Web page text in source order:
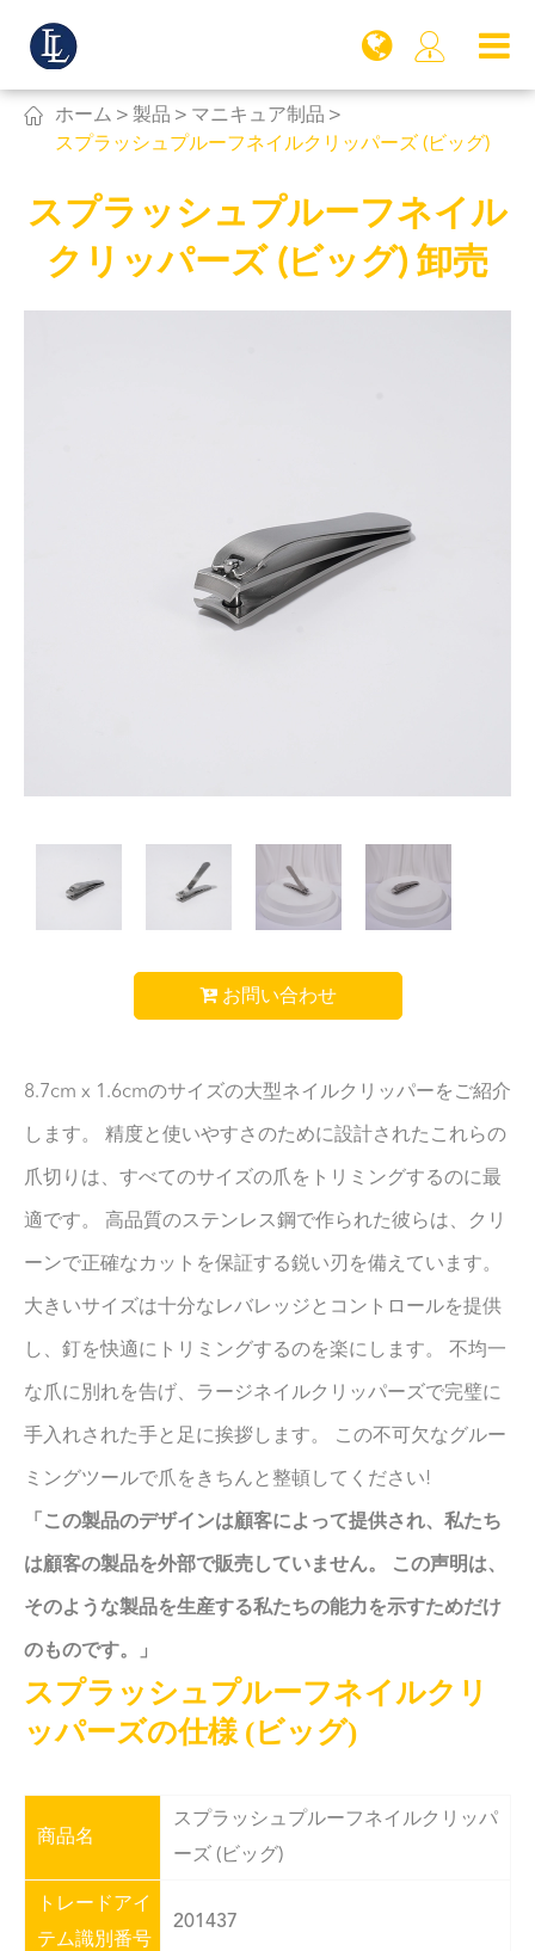

 ホーム 製品
マニキュア制品
スプラッシュプルーフネイルクリッパーズ (ビッグ)
スプラッシュプルーフネイル
クリッパーズ (ビッグ) 卸売
お問い合わせ
8.7cm x 1.6cmのサイズの大型ネイルクリッパーをご紹介
します。 精度と使いやすさのために設計されたこれらの
爪切りは、すべてのサイズの爪をトリミングするのに最
適です。 高品質のステンレス鋼で作られた彼らは、クリ
ーンで正確なカットを保証する鋭い刃を備えています。
大きいサイズは十分なレバレッジとコントロールを提供
し、釘を快適にトリミングするのを楽にします。 不均一
な爪に別れを告げ、ラージネイルクリッパーズで完璧に
手入れされた手と足に挨拶します。 この不可欠なグルー
ミングツールで爪をきちんと整頓してください!
「この製品のデザインは顧客によって提供され、私たち
は顧客の製品を外部で販売していません。 この声明は、
そのような製品を生産する私たちの能力を示すためだけ
のものです。」
スプラッシュプルーフネイルクリ
ッパーズの仕様 (ビッグ)
商品名
スプラッシュプルーフネイルクリッパ
ーズ (ビッグ)
トレードアイ
テム識別番号
201437